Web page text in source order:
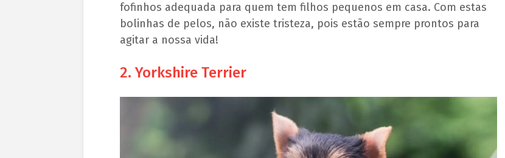
fofinhos adequada para quem tem filhos pequenos em casa. Com estas
bolinhas de pelos, não existe tristeza, pois estão sempre prontos para
agitar a nossa vida!
2. Yorkshire Terrier